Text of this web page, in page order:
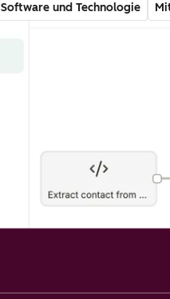
Software und Technologie